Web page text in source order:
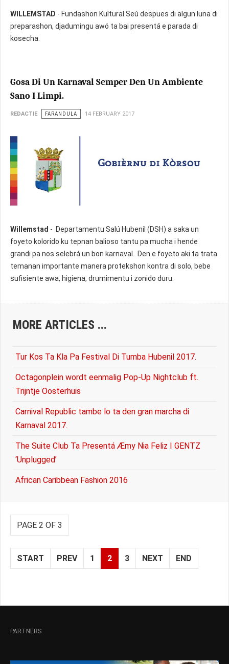
WILLEMSTAD - Fundashon Kultural Seú despues di algun luna di
preparashon, djadumingu awó ta bai presentá e parada di
kosecha.
Gosa Di Un Karnaval Semper Den Un Ambiente
Sano I Limpi.
REDACTIE FARANDULA 14 FEBRUARY 2017
Willemstad - Departamentu Salú Hubenil (DSH) a saka un
foyeto kolorido ku tepnan balioso tantu pa mucha i hende
grandi pa nos selebrá un bon karnaval. Den e foyeto aki ta trata
temanan importante manera protekshon kontra di solo, bebe
sufisiente awa, higiena, drumimentu i zonido duru.
MORE ARTICLES ...
Tur Kos Ta Kla Pa Festival Di Tumba Hubenil 2017.
Octagonplein wordt eenmalig Pop-Up Nightclub ft.
Trijntje Oosterhuis
Carnival Republic tambe lo ta den gran marcha di
Karnaval 2017.
The Suite Club Ta Presentá Æmy Nia Feliz I GENTZ
‘Unplugged’
African Caribbean Fashion 2016
PAGE 2 OF 3
START PREV 1 2 3 NEXT END
PARTNERS